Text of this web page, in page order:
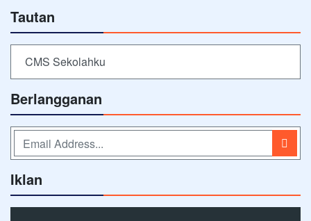
Tautan
CMS Sekolahku
Berlangganan
Iklan